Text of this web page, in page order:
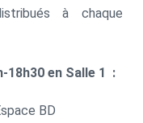
à chaque
18h30 en Salle 1 :
BD